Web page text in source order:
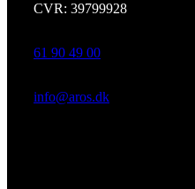
CVR: 39799928
61 90 49 00
info@aros.dk